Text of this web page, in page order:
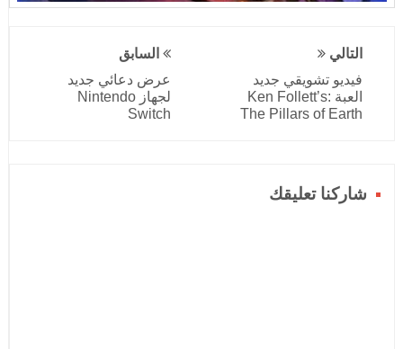
التالي
فيديو تشويقي جديد
العبة Ken Follett’s:
The Pillars of Earth
السابق
عرض دعائي جديد
لجهاز Nintendo
Switch
شاركنا تعليقك